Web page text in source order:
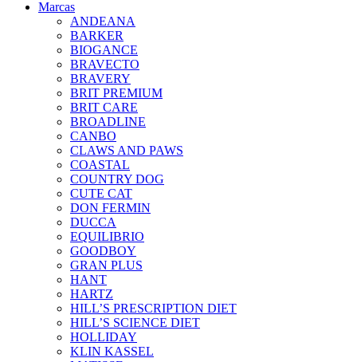
Marcas
ANDEANA
BARKER
BIOGANCE
BRAVECTO
BRAVERY
BRIT PREMIUM
BRIT CARE
BROADLINE
CANBO
CLAWS AND PAWS
COASTAL
COUNTRY DOG
CUTE CAT
DON FERMIN
DUCCA
EQUILIBRIO
GOODBOY
GRAN PLUS
HANT
HARTZ
HILL’S PRESCRIPTION DIET
HILL’S SCIENCE DIET
HOLLIDAY
KLIN KASSEL